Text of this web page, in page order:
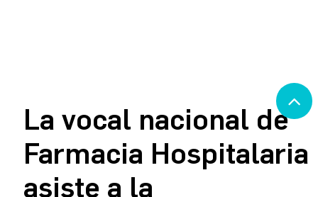
La vocal nacional de
Farmacia Hospitalaria
asiste a la